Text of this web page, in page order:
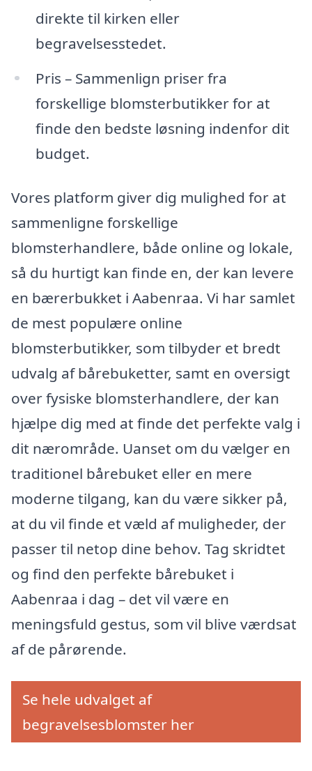
direkte til kirken eller
begravelsesstedet.
Pris – Sammenlign priser fra
forskellige blomsterbutikker for at
finde den bedste løsning indenfor dit
budget.
Vores platform giver dig mulighed for at
sammenligne forskellige
blomsterhandlere, både online og lokale,
så du hurtigt kan finde en, der kan levere
en bærerbukket i Aabenraa. Vi har samlet
de mest populære online
blomsterbutikker, som tilbyder et bredt
udvalg af bårebuketter, samt en oversigt
over fysiske blomsterhandlere, der kan
hjælpe dig med at finde det perfekte valg i
dit nærområde. Uanset om du vælger en
traditionel bårebuket eller en mere
moderne tilgang, kan du være sikker på,
at du vil finde et væld af muligheder, der
passer til netop dine behov. Tag skridtet
og find den perfekte bårebuket i
Aabenraa i dag – det vil være en
meningsfuld gestus, som vil blive værdsat
af de pårørende.
Se hele udvalget af
begravelsesblomster her